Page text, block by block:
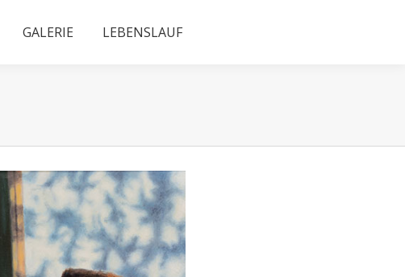
GALERIE LEBENSLAUF